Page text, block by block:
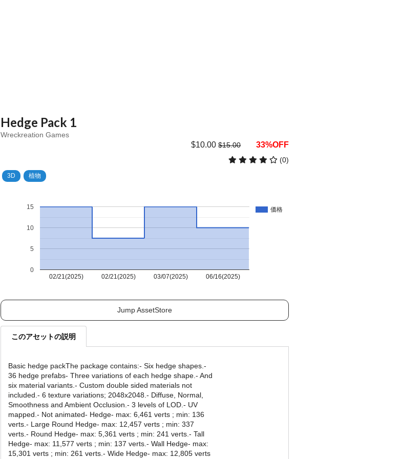
Hedge Pack 1
Wreckreation Games
$10.00$15.00 33%OFF
(0)
3D 植物
価格
02/21(2025) 02/21(2025) 03/07(2025) 06/16(2025)
0
5
10
15
Jump AssetStore
このアセットの説明
Basic hedge packThe package contains:- Six hedge shapes.-
36 hedge prefabs- Three variations of each hedge shape.- And
six material variants.- Custom double sided materials not
included.- 6 texture variations; 2048x2048.- Diffuse, Normal,
Smoothness and Ambient Occlusion.- 3 levels of LOD.- UV
mapped.- Not animated- Hedge- max: 6,461 verts ; min: 136
verts.- Large Round Hedge- max: 12,457 verts ; min: 337
verts.- Round Hedge- max: 5,361 verts ; min: 241 verts.- Tall
Hedge- max: 11,577 verts ; min: 137 verts.- Wall Hedge- max:
15,301 verts ; min: 261 verts.- Wide Hedge- max: 12,805 verts